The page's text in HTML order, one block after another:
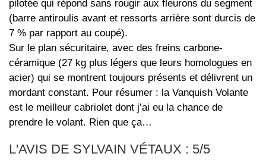
pilotée qui répond sans rougir aux fleurons du segment
(barre antiroulis avant et ressorts arrière sont durcis de
7 % par rapport au coupé).
Sur le plan sécuritaire, avec des freins carbone-
céramique (27 kg plus légers que leurs homologues en
acier) qui se montrent toujours présents et délivrent un
mordant constant. Pour résumer : la Vanquish Volante
est le meilleur cabriolet dont j’ai eu la chance de
prendre le volant. Rien que ça…
L'AVIS DE SYLVAIN VÉTAUX : 5/5